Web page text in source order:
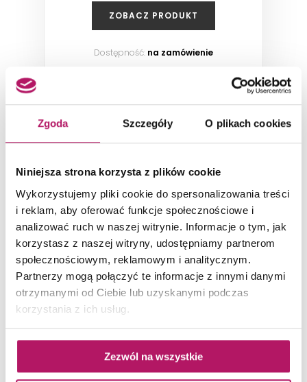
Zgoda Szczegóły O plikach cookies
Niniejsza strona korzysta z plików cookie
Wykorzystujemy pliki cookie do spersonalizowania treści
i reklam, aby oferować funkcje społecznościowe i
analizować ruch w naszej witrynie. Informacje o tym, jak
korzystasz z naszej witryny, udostępniamy partnerom
społecznościowym, reklamowym i analitycznym.
Partnerzy mogą połączyć te informacje z innymi danymi
otrzymanymi od Ciebie lub uzyskanymi podczas
korzystania z ich usług.
Zezwól na wszystkie
ZOBACZ PRODUKT
Dostępność: na zamówienie
SZAFKI PODUMYWALKOWE
Geberit Modo 502.877.01.1
Szafka pod umywalkę kompaktową, 49 cm,